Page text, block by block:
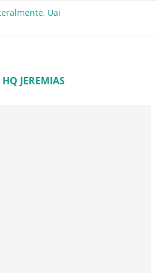
HQ JEREMIAS